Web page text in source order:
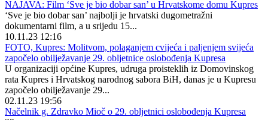
NAJAVA: Film ‘Sve je bio dobar san’ u Hrvatskome domu Kupres
‘Sve je bio dobar san’ najbolji je hrvatski dugometražni
dokumentarni film, a u srijedu 15...
10.11.23 12:16
FOTO, Kupres: Molitvom, polaganjem cvijeća i paljenjem svijeća
započelo obilježavanje 29. obljetnice oslobođenja Kupresa
U organizaciji općine Kupres, udruga proisteklih iz Domovinskog
rata Kupres i Hrvatskog narodnog sabora BiH, danas je u Kupresu
započelo obilježavanje 29...
02.11.23 19:56
Načelnik g. Zdravko Mioč o 29. obljetnici oslobođenja Kupresa